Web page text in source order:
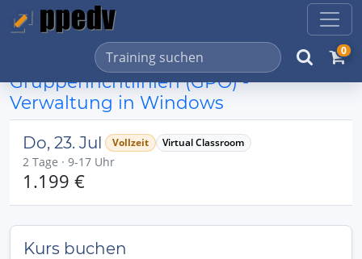
0
Gruppenrichtlinien (GPO) -
Verwaltung in Windows
Do, 23. Jul Vollzeit Virtual Classroom
2 Tage · 9-17 Uhr
1.199 €
Kurs buchen